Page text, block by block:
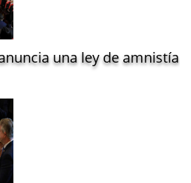
una ley de amnistía